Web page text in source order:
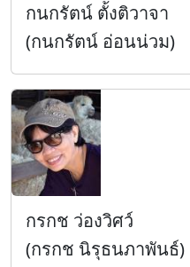
กนกรัตน์ ตั้งติวาจา
(กนกรัตน์ อ่อนน่วม)
กรกช ว่องวิศว์
(กรกช นิรุธนภาพันธ์)